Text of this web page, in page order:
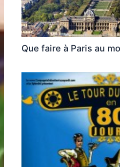
Que faire à Paris au